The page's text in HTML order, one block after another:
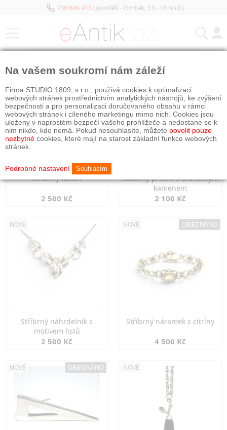
736 646 913(pondělí - čtvrtek, 13 - 18 hod.)
Stříbrný flakon
2 500 Kč
Stříbrný prsten s oranžovým
kamenem
2 100 Kč
NOVÉ
Stříbrný náhrdelník s
motivem listů
2 500 Kč
NOVÉ OBJEDNÁNO
Stříbrný náramek s citríny
4 500 Kč
NOVÉ OBJEDNÁNO NOVÉ
Na vašem soukromí nám záleží
Firma STUDIO 1809, s.r.o., používá cookies k optimalizaci
webových stránek prostřednictvím analytických nástrojů, ke zvýšení
bezpečnosti a pro personalizaci doručovaného obsahu v rámci
webových stránek i cíleného marketingu mimo nich. Cookies jsou
uloženy v naprostém bezpečí vašeho prohlížeče a nedostane se k
nim nikdo, kdo nemá. Pokud nesouhlasíte, můžete povolit pouze
nezbytné cookies, které mají na starost základní funkce webových
stránek.
Podrobné nastavení Souhlasím